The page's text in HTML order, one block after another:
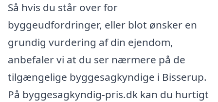
Så hvis du står over for
byggeudfordringer, eller blot ønsker en
grundig vurdering af din ejendom,
anbefaler vi at du ser nærmere på de
tilgængelige byggesagkyndige i Bisserup.
På byggesagkyndig-pris.dk kan du hurtigt